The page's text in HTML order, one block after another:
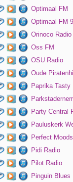
Optimaal FM
Optimaal FM
Orinoco Radio
Oss FM
OSU Radio
Oude
Paprika Tasty
Party Central
Pauluskerk
Perfect Moods
Pidi Radio
Pilot Radio
Pinguin Blues